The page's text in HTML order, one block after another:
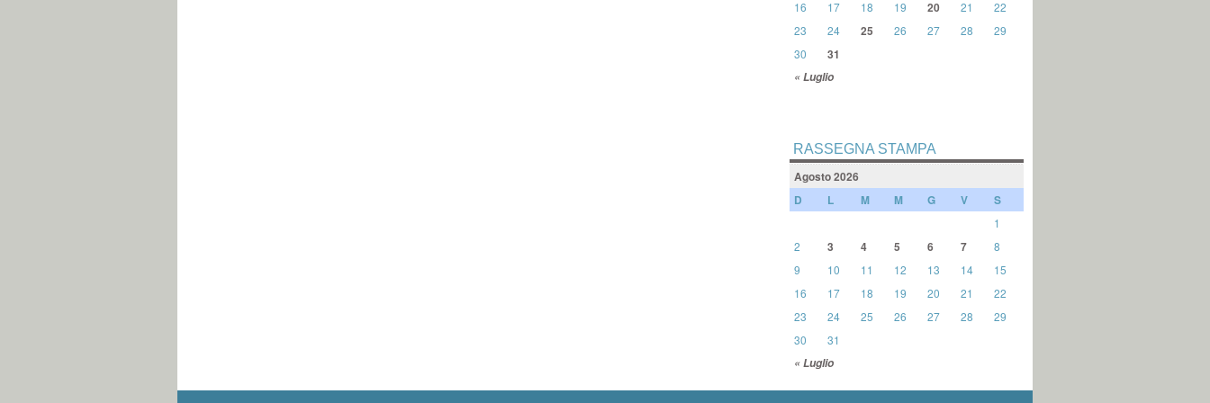
« Luglio
16
17 18 19 20 21
22
23
24 25 26 27 28
29
30
31
RASSEGNA STAMPA
Agosto 2026
D
L M M G V S
« Luglio
1
2
3 4 5 6 7
8
9
10 11 12 13 14
15
16
17 18 19 20 21
22
23
24 25 26 27 28
29
30
31